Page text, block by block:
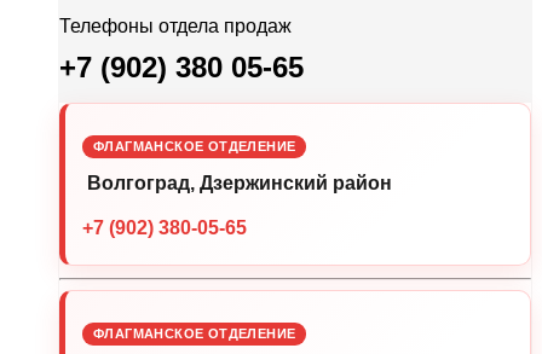
Телефоны отдела продаж
+7 (902) 380 05-65
ФЛАГМАНСКОЕ ОТДЕЛЕНИЕ
Волгоград, Дзержинский район
+7 (902) 380-05-65
ФЛАГМАНСКОЕ ОТДЕЛЕНИЕ